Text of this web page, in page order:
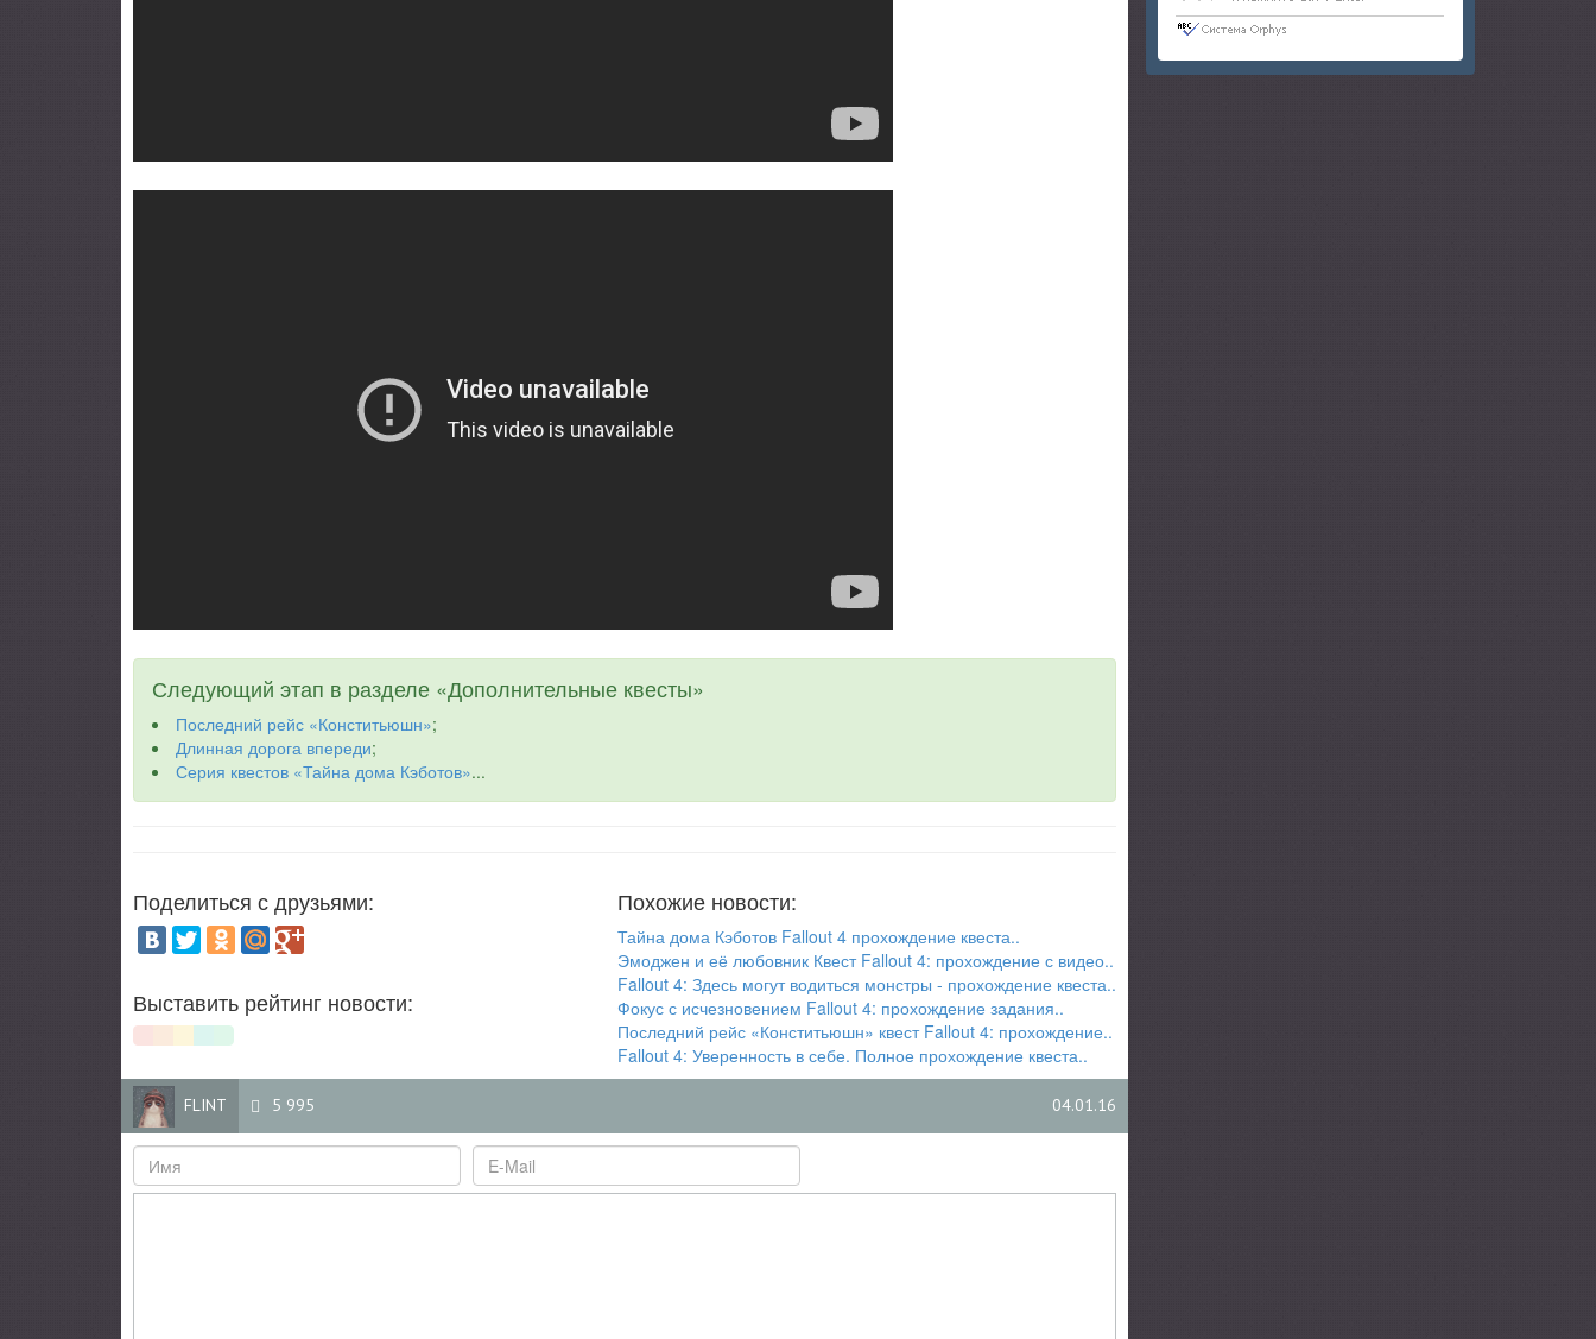
Следующий этап в разделе «Дополнительные квесты»
Последний рейс «Конститьюшн»;
Длинная дорога впереди;
Серия квестов «Тайна дома Кэботов»...
Поделиться с друзьями:
Выставить рейтинг новости:
Похожие новости:
Тайна дома Кэботов Fallout 4 прохождение квеста..
Эмоджен и её любовник Квест Fallout 4: прохождение с видео..
Fallout 4: Здесь могут водиться монстры - прохождение квеста..
Фокус с исчезновением Fallout 4: прохождение задания..
Последний рейс «Конститьюшн» квест Fallout 4: прохождение..
Fallout 4: Уверенность в себе. Полное прохождение квеста..
FLINT 5 995 04.01.16